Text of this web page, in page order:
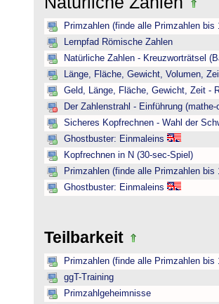
Primzahlen (finde alle Primzahlen bis
Lernpfad Römische Zahlen
Natürliche Zahlen - Kreuzworträtsel
Länge, Fläche, Gewicht, Volumen,
Geld, Länge, Fläche, Gewicht, Zeit -
Der Zahlenstrahl - Einführung (mathe-
Sicheres Kopfrechnen - Wahl der
Ghostbuster: Einmaleins
Kopfrechnen in N (30-sec-Spiel)
Primzahlen (finde alle Primzahlen bis
Ghostbuster: Einmaleins
Teilbarkeit
Primzahlen (finde alle Primzahlen bis
ggT-Training
Primzahlgeheimnisse